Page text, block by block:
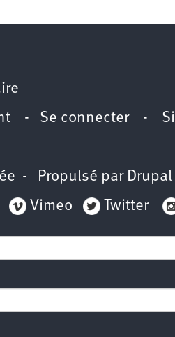
- Se connecter-
- Propulsé par Drupal
Vimeo Twitter